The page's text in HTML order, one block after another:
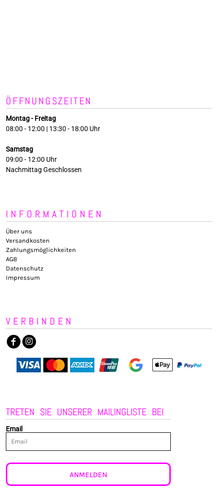
ÖFFNUNGSZEITEN
Montag - Freitag
08:00 - 12:00 | 13:30 - 18:00 Uhr
Samstag
09:00 - 12:00 Uhr
Nachmittag Geschlossen
INFORMATIONEN
Über uns
Versandkosten
Zahlungsmöglichkeiten
AGB
Datenschutz
Impressum
VERBINDEN
TRETEN SIE UNSERER MAILINGLISTE BEI
Email
ANMELDEN